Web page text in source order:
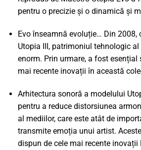
pentru o precizie și o dinamică și
Evo înseamnă evoluție… Din
Utopia III, patrimoniul tehnologic
enorm. Prin urmare, a fost esențial
mai recente inovații în această
Arhitectura sonoră a modelului
pentru a reduce distorsiunea
al mediilor, care este atât de
transmite emoția unui artist.
dispun de cele mai recente inovații